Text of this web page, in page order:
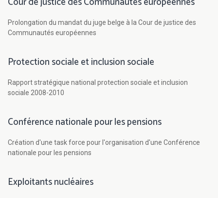
Prolongation du mandat du juge belge à la Cour de justice des
Communautés européennes
Protection sociale et inclusion sociale
Rapport stratégique national protection sociale et inclusion
sociale 2008-2010
Conférence nationale pour les pensions
Création d'une task force pour l'organisation d'une Conférence
nationale pour les pensions
Exploitants nucléaires